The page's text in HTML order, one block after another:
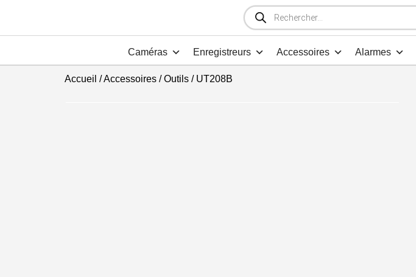
Recherche
de
produits
Caméras Enregistreurs Accessoires Alarmes
Accueil /Accessoires/Outils/ UT208B